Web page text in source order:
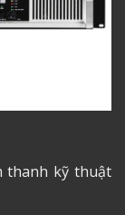
thanh kỹ thuật